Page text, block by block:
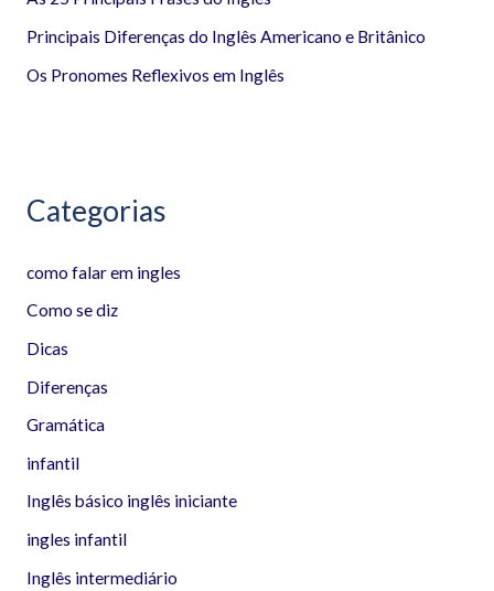
Principais Diferenças do Inglês Americano e Britânico
Os Pronomes Reflexivos em Inglês
Categorias
como falar em ingles
Como se diz
Dicas
Diferenças
Gramática
infantil
Inglês básico inglês iniciante
ingles infantil
Inglês intermediário